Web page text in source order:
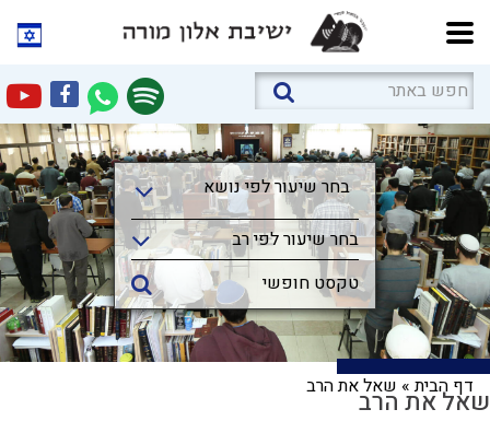
בחר שיעור לפי נושא
בחר שיעור לפי נושא
בחר שיעור לפי רב
דף הבית» שאל את הרבשאל את הרב